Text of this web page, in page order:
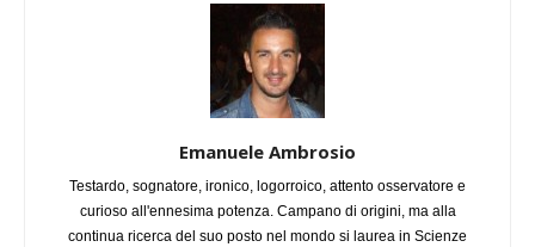
Emanuele Ambrosio
Testardo, sognatore, ironico, logorroico, attento osservatore e
curioso all'ennesima potenza. Campano di origini, ma alla
continua ricerca del suo posto nel mondo si laurea in Scienze